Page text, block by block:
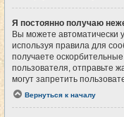
Я постоянно получаю
Вы можете автоматически
используя правила для
получаете
пользователя, отправьте
могут запретить
Вернуться к началу